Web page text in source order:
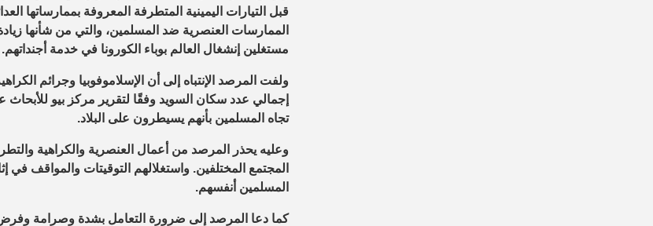
قبل التيارات اليمينية المتطرفة المعروفة بممارساتها
الممارسات العنصرية ضد المسلمين، والتي من شأنها
مستغلين إنشغال العالم بوباء الكورونا في خدمة أجنداتهم.
تجاه المسلمين بأنهم يسيطرون على البلاد.
وعليه يحذر المرصد من أعمال العنصرية والكراهية
المجتمع المختلفين. واستغلالهم التوقيتات والمواقف
المسلمين أنفسهم.
كما دعا المرصد إلى ضرورة التعامل بشدة وصرامة